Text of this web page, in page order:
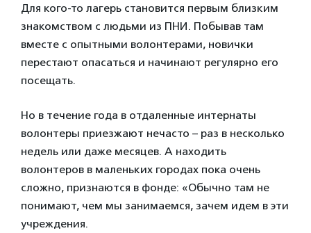
Для кого-то лагерь становится первым близким
знакомством с людьми из ПНИ. Побывав там
вместе с опытными волонтерами, новички
перестают опасаться и начинают регулярно его
посещать.
Но в течение года в отдаленные интернаты
волонтеры приезжают нечасто – раз в несколько
недель или даже месяцев. А находить
волонтеров в маленьких городах пока очень
сложно, признаются в фонде: «Обычно там не
понимают, чем мы занимаемся, зачем идем в эти
учреждения.